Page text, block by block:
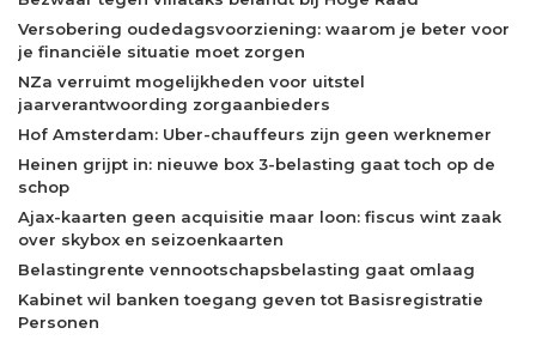
Versobering oudedagsvoorziening: waarom je beter voor
je financiële situatie moet zorgen
NZa verruimt mogelijkheden voor uitstel
jaarverantwoording zorgaanbieders
Hof Amsterdam: Uber-chauffeurs zijn geen werknemer
Heinen grijpt in: nieuwe box 3-belasting gaat toch op de
schop
Ajax-kaarten geen acquisitie maar loon: fiscus wint zaak
over skybox en seizoenkaarten
Belastingrente vennootschapsbelasting gaat omlaag
Kabinet wil banken toegang geven tot Basisregistratie
Personen